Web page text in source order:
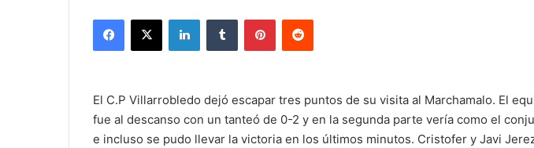
El C.P Villarrobledo dejó escapar tres puntos de su visita al Marchamalo. El
fue al descanso con un tanteó de 0-2 y en la segunda parte vería como el
e incluso se pudo llevar la victoria en los últimos minutos. Cristofer y Javi